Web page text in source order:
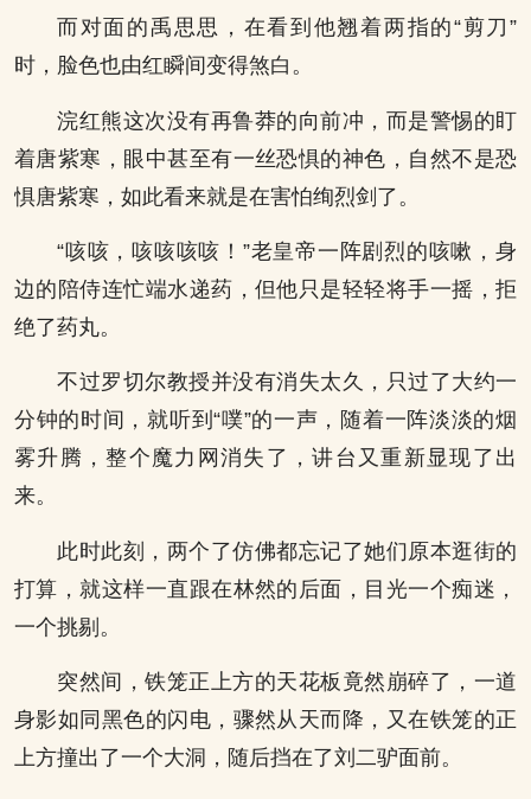
而对面的禹思思，在看到他翘着两指的“剪刀”
时，脸色也由红瞬间变得煞白。
浣红熊这次没有再鲁莽的向前冲，而是警惕的盯
着唐紫寒，眼中甚至有一丝恐惧的神色，自然不是恐
惧唐紫寒，如此看来就是在害怕绚烈剑了。
“咳咳，咳咳咳咳！”老皇帝一阵剧烈的咳嗽，身
边的陪侍连忙端水递药，但他只是轻轻将手一摇，拒
绝了药丸。
不过罗切尔教授并没有消失太久，只过了大约一
分钟的时间，就听到“噗”的一声，随着一阵淡淡的烟
雾升腾，整个魔力网消失了，讲台又重新显现了出
来。
此时此刻，两个了仿佛都忘记了她们原本逛街的
打算，就这样一直跟在林然的后面，目光一个痴迷，
一个挑剔。
突然间，铁笼正上方的天花板竟然崩碎了，一道
身影如同黑色的闪电，骤然从天而降，又在铁笼的正
上方撞出了一个大洞，随后挡在了刘二驴面前。